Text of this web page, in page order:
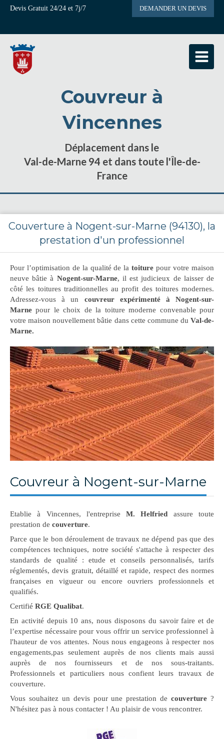
Devis Gratuit 24/24 et 7j/7 DEMANDER UN DEVIS
Couvreur à
Vincennes
Déplacement dans le
Val-de-Marne 94 et dans toute l'Île-de-
France
Couverture à Nogent-sur-Marne (94130), la
prestation d'un professionnel
Pour l’optimisation de la qualité de latoiture pour votre maison
neuve bâtie à Nogent-sur-Marne, il est judicieux de laisser de
côté les toitures traditionnelles au profit des toitures modernes.
Adressez-vous à un couvreur expérimenté à Nogent-sur-
Marne pour le choix de la toiture moderne convenable pour
votre maison nouvellement bâtie dans cette commune du Val-de-
Marne.
Couvreur à Nogent-sur-Marne
Etablie à Vincennes, l'entrepriseM. Helfried assure toute
prestation de couverture.
Parce que le bon déroulement de travaux ne dépend pas que des
compétences techniques, notre société s'attache à respecter des
standards de qualité : etude et conseils personnalisés, tarifs
réglementés, devis gratuit, détaillé et rapide, respect des normes
françaises en vigueur ou encore ouvriers professionnels et
qualifiés.
Certifié RGE Qualibat.
En activité depuis 10 ans, nous disposons du savoir faire et de
l’expertise nécessaire pour vous offrir un service professionnel à
l'hauteur de vos attentes. Nous nous engageons à respecter nos
engagements,pas seulement auprès de nos clients mais aussi
auprès de nos fournisseurs et de nos sous-traitants.
Professionnels et particuliers nous confient leurs travaux de
couverture.
Vous souhaitez un devis pour une prestation decouverture ?
N'hésitez pas à nous contacter ! Au plaisir de vous rencontrer.